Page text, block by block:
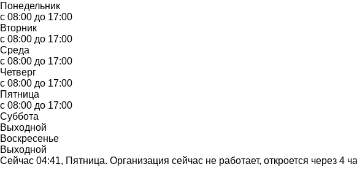
Понедельник
с 08:00 до 17:00
Вторник
с 08:00 до 17:00
Среда
с 08:00 до 17:00
Четверг
с 08:00 до 17:00
Пятница
с 08:00 до 17:00
Суббота
Выходной
Воскресенье
Выходной
Сейчас 04:41, Пятница. Организация сейчас не работает, откроется через 4